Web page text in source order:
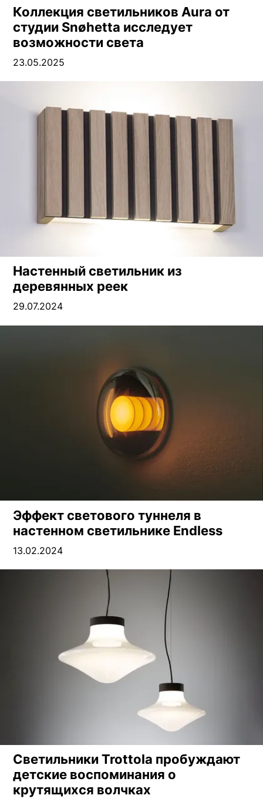
Коллекция светильников Aura от
студии Snøhetta исследует
возможности света
23.05.2025
Настенный светильник из
деревянных реек
29.07.2024
Эффект светового туннеля в
настенном светильнике Endless
13.02.2024
Светильники Trottola пробуждают
детские воспоминания о
крутящихся волчках